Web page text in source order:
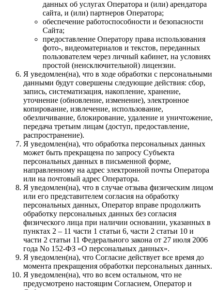
данных об услугах Оператора и (или) арендатора
сайта, и (или) партнеров Оператора;
обеспечение работоспособности и безопасности
Сайта;
предоставление Оператору права использования
фото-, видеоматериалов и текстов, переданных
пользователем через личный кабинет, на условиях
простой (неисключительной) лицензии.
Я уведомлен(на), что в ходе обработки с персональными
данными будут совершены следующие действия: сбор,
запись, систематизация, накопление, хранение,
уточнение (обновление, изменение), электронное
копирование, извлечение, использование,
обезличивание, блокирование, удаление и уничтожение,
передача третьим лицам (доступ, предоставление,
распространение).
Я уведомлен(на), что обработка персональных данных
может быть прекращена по запросу Субъекта
персональных данных в письменной форме,
направленному на адрес электронной почты Оператора
или на почтовый адрес Оператора.
Я уведомлен(на), что в случае отзыва физическим лицом
или его представителем согласия на обработку
персональных данных, Оператор вправе продолжить
обработку персональных данных без согласия
физического лица при наличии основании, указанных в
пунктах 2 – 11 части 1 статьи 6, части 2 статьи 10 и
части 2 статьи 11 Федерального закона от 27 июля 2006
года No 152-ФЗ «О персональных данных».
Я уведомлен(на), что Согласие действует все время до
момента прекращения обработки персональных данных.
Я уведомлен(на), что во всем остальном, что не
предусмотрено настоящим Согласием, Оператор и